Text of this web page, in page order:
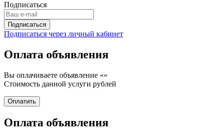
Подписаться
Подписаться через личный кабинет
Оплата объявления
Вы оплачиваете объявление «»
Стоимость данной услуги рублей
Оплата объявления